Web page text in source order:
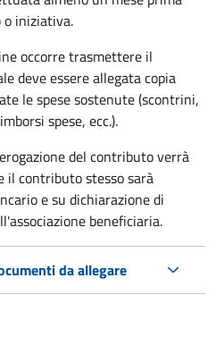
o iniziativa.
occorre trasmettere il
deve essere allegata copia
le spese sostenute (scontrini,
spese, ecc.).
del contributo verrà
il contributo stesso sarà
e su dichiarazione di
beneficiaria.
da allegare